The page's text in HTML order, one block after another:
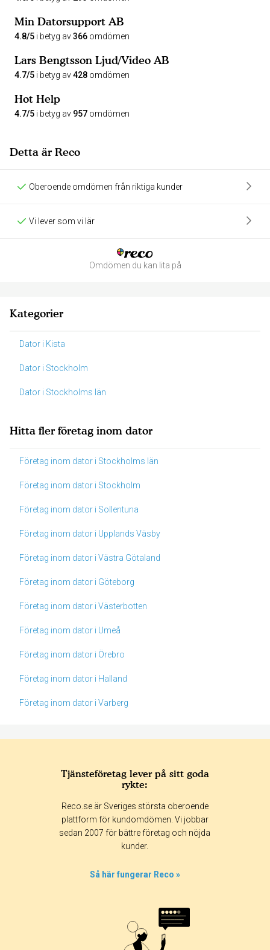
Min Datorsupport AB
4.8/5 i betyg av366 omdömen
Lars Bengtsson Ljud/Video AB
4.7/5 i betyg av428 omdömen
Hot Help
4.7/5 i betyg av 957 omdömen
Detta är Reco
Oberoende omdömen från riktiga kunder
Vi lever som vi lär
Omdömen du kan lita på
Kategorier
Dator i Kista
Dator i Stockholm
Dator i Stockholms län
Hitta fler företag inom dator
Företag inom dator i Stockholms län
Företag inom dator i Stockholm
Företag inom dator i Sollentuna
Företag inom dator i Upplands Väsby
Företag inom dator i Västra Götaland
Företag inom dator i Göteborg
Företag inom dator i Västerbotten
Företag inom dator i Umeå
Företag inom dator i Örebro
Företag inom dator i Halland
Företag inom dator i Varberg
365 dagar 90 dagar
30 dagar
Tjänsteföretag lever på sitt goda
rykte:
Reco.se är Sveriges största oberoende
plattform för kundomdömen. Vi jobbar
sedan 2007 för bättre företag och nöjda
kunder.
Så här fungerar Reco »